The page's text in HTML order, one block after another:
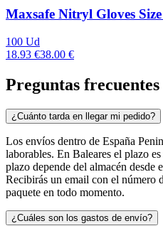
Maxsafe Nitryl Gloves
100 Ud
18.93 €38.00 €
Preguntas frecuentes
¿Cuánto tarda en llegar mi pedido?
Los envíos dentro de España
laborables. En Baleares el plazo
plazo depende del almacén desde
Recibirás un email con el número
paquete en todo momento.
¿Cuáles son los gastos de envío?